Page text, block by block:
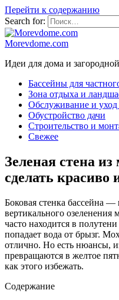
Перейти к содержанию
Search for:
Morevdome.com
Идеи для дома и
Бассейны для
Зона отдыха и
Обслуживание и уход
Обустройство дачи
Строительство и
Свежее
Зеленая стена
сделать красиво
Боковая стенка бассейна —
вертикального
часто находится в
попадает вода от брызг.
отлично. Но есть нюансы,
превращаются в желтое
как этого избежать.
Содержание